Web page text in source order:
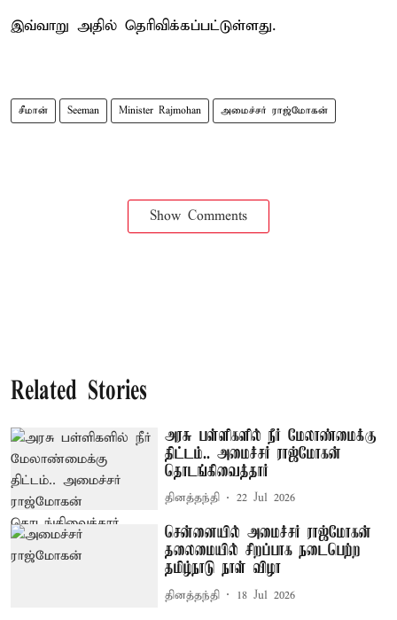
இவ்வாறு அதில் தெரிவிக்கப்பட்டுள்ளது.
சீமான் Seeman Minister Rajmohan அமைச்சர் ராஜ்மோகன்
Show Comments
Related Stories
அரசு பள்ளிகளில் நீர் மேலாண்மைக்கு
திட்டம்.. அமைச்சர் ராஜ்மோகன்
தொடங்கிவைத்தார்
தினத்தந்தி 22 Jul 2026
சென்னையில் அமைச்சர் ராஜ்மோகன்
தலைமையில் சிறப்பாக நடைபெற்ற
தமிழ்நாடு நாள் விழா
தினத்தந்தி 18 Jul 2026